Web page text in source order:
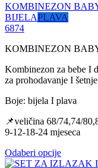
KOMBINEZON
BIJELAPLAVA
6874
KOMBINEZON
Kombinezon za bebe I
za prohodavanje I
Boje: bijela I plava
📌veličina 68/74,74/
9-12-18-24 mjeseca
Odaberi opcije